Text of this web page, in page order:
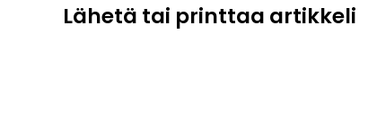
Lähetä tai printtaa artikkeli